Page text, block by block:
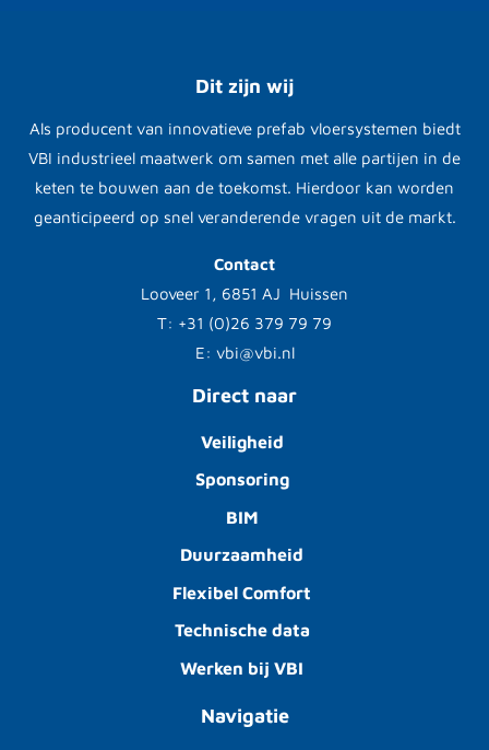
Dit zijn wij
Als producent van innovatieve prefab vloersystemen biedt
VBI industrieel maatwerk om samen met alle partijen in de
keten te bouwen aan de toekomst. Hierdoor kan worden
geanticipeerd op snel veranderende vragen uit de markt.
Contact
Looveer 1, 6851 AJ Huissen
T: +31 (0)26 379 79 79
E: vbi@vbi.nl
Direct naar
Veiligheid
Sponsoring
BIM
Duurzaamheid
Flexibel Comfort
Technische data
Werken bij VBI
Navigatie